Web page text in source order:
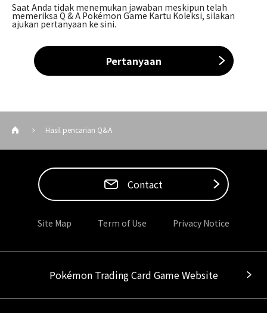
Saat Anda tidak menemukan jawaban meskipun telah
memeriksa Q & A Pokémon Game Kartu Koleksi, silakan
ajukan pertanyaan ke sini.
Pertanyaan
Hasil pencarian Q&A
Contact
Site Map Term of Use Privacy Notice
Pokémon Trading Card Game Website